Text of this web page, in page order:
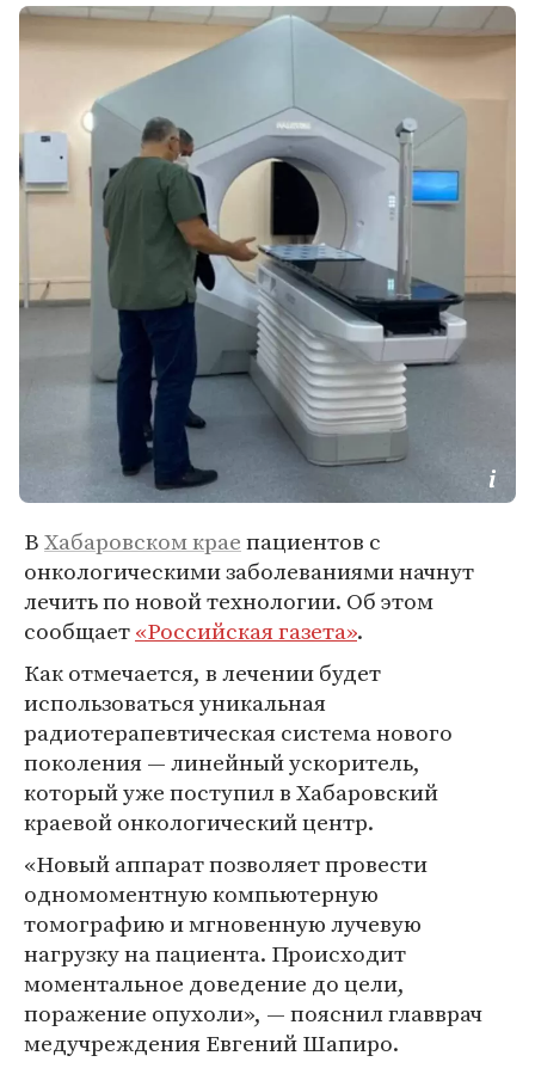
ВХабаровском краепациентов с
онкологическими заболеваниями начнут
лечить по новой технологии. Об этом
сообщает«Российская газета».
Как отмечается, в лечении будет
использоваться уникальная
радиотерапевтическая система нового
поколения — линейный ускоритель,
который уже поступил в Хабаровский
краевой онкологический центр.
«Новый аппарат позволяет провести
одномоментную компьютерную
томографию и мгновенную лучевую
нагрузку на пациента. Происходит
моментальное доведение до цели,
поражение опухоли», — пояснил главврач
медучреждения Евгений Шапиро.